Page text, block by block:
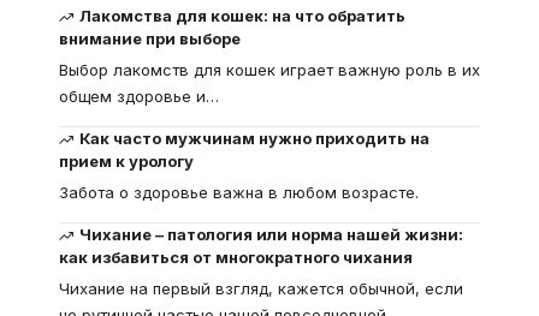
Лакомства для кошек: на что обратить
внимание при выборе
Выбор лакомств для кошек играет важную роль в их
общем здоровье и…
Как часто мужчинам нужно приходить на
прием к урологу
Забота о здоровье важна в любом возрасте.
Чихание – патология или норма нашей жизни:
как избавиться от многократного чихания
Чихание на первый взгляд, кажется обычной, если